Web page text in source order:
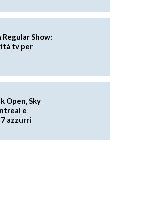
Regular Show:
tv per
Open, Sky
e
azzurri